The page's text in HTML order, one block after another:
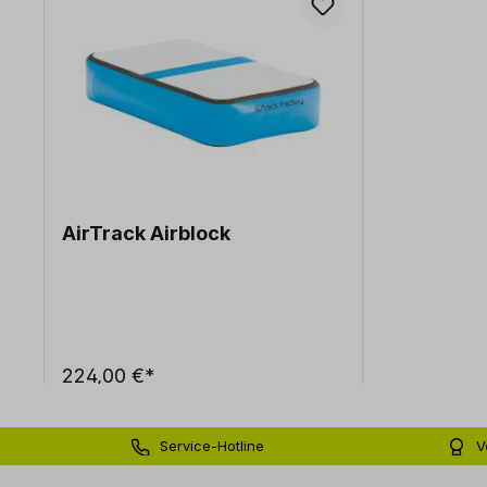
AirTrack Airblock
224,00 €*
Service-Hotline